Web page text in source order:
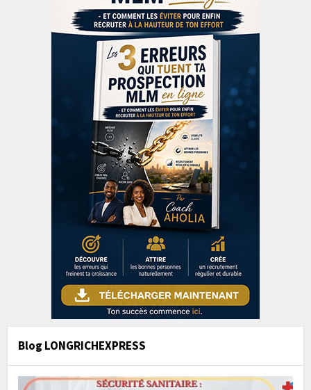
Blog LONGRICHEXPRESS